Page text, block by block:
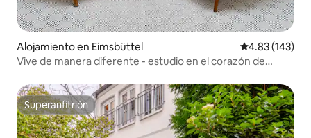
Alojamiento en Eimsbüttel Calificación
4.83 (143)
Vive de manera diferente - estudio en el corazón de
Superanfitrión
Superanfitrión